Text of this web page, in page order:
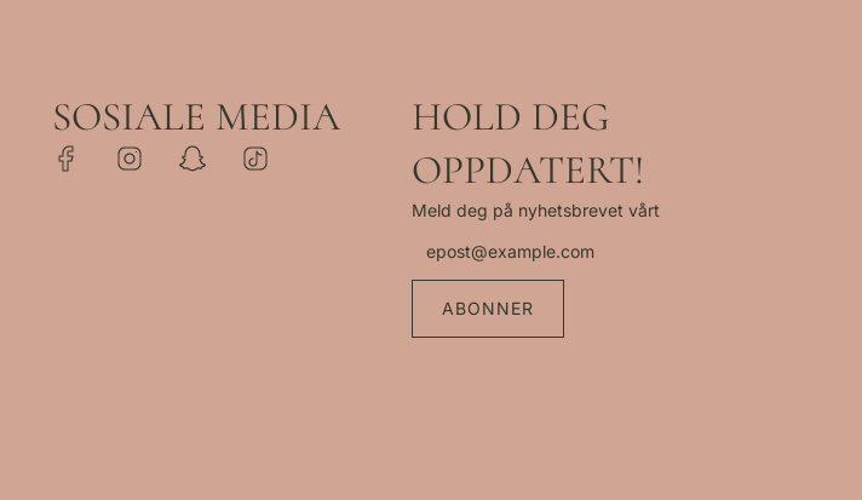
SOSIALE MEDIA
HOLD DEG
OPPDATERT!
Meld deg på nyhetsbrevet vårt
ABONNER